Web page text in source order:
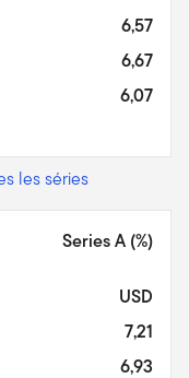
6,57
6,67
6,07
les séries
Series A (%)
USD
7,21
6,93